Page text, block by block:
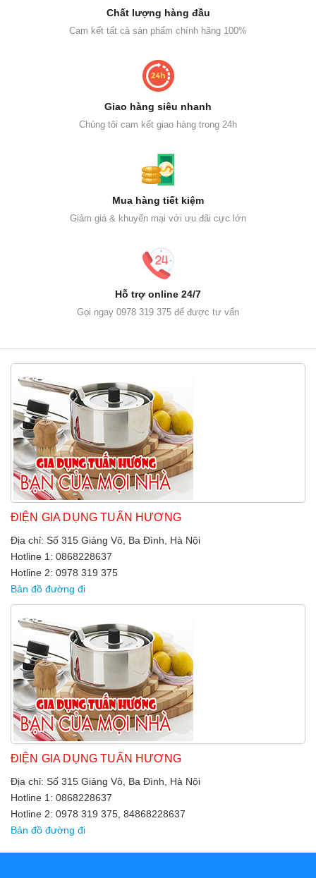
Chất lượng hàng đầu
Cam kết tất cả sản phẩm chính hãng 100%
Giao hàng siêu nhanh
Chúng tôi cam kết giao hàng trong 24h
Mua hàng tiết kiệm
Giảm giá & khuyến mại với ưu đãi cực lớn
Hỗ trợ online 24/7
Gọi ngay 0978 319 375 để được tư vấn
ĐIỆN GIA DỤNG TUẤN HƯƠNG
Địa chỉ: Số 315 Giảng Võ, Ba Đình, Hà Nội
Hotline 1: 0868228637
Hotline 2: 0978 319 375
Bản đồ đường đi
ĐIỆN GIA DỤNG TUẤN HƯƠNG
Địa chỉ: Số 315 Giảng Võ, Ba Đình, Hà Nội
Hotline 1: 0868228637
Hotline 2: 0978 319 375, 84868228637
Bản đồ đường đi